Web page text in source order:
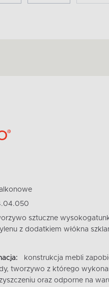
sztuczne
z dodatkiem włókna
konstrukcja mebli
tworzywo z którego
oraz odporne na